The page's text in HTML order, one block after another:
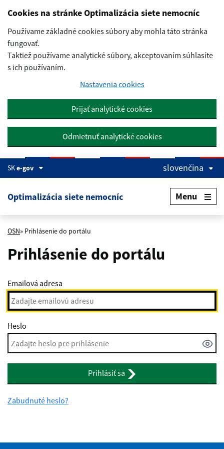
Preskočiť na hlavný obsah
Cookies na stránke Optimalizácia siete nemocníc
Používame základné cookies súbory aby mohla táto stránka
fungovať.
Taktiež používame analytické súbory, akceptovaním súhlasíte
s ich používaním.
Nastavenia cookies
Prijať analytické cookies
Odmietnuť analytické cookies
SKe-gov slovenčina
Optimalizácia siete nemocníc Menu
OSN» Prihlásenie do portálu
Prihlásenie do portálu
Emailová adresa
Heslo
Prihlásiť sa
Zabudnuté heslo?